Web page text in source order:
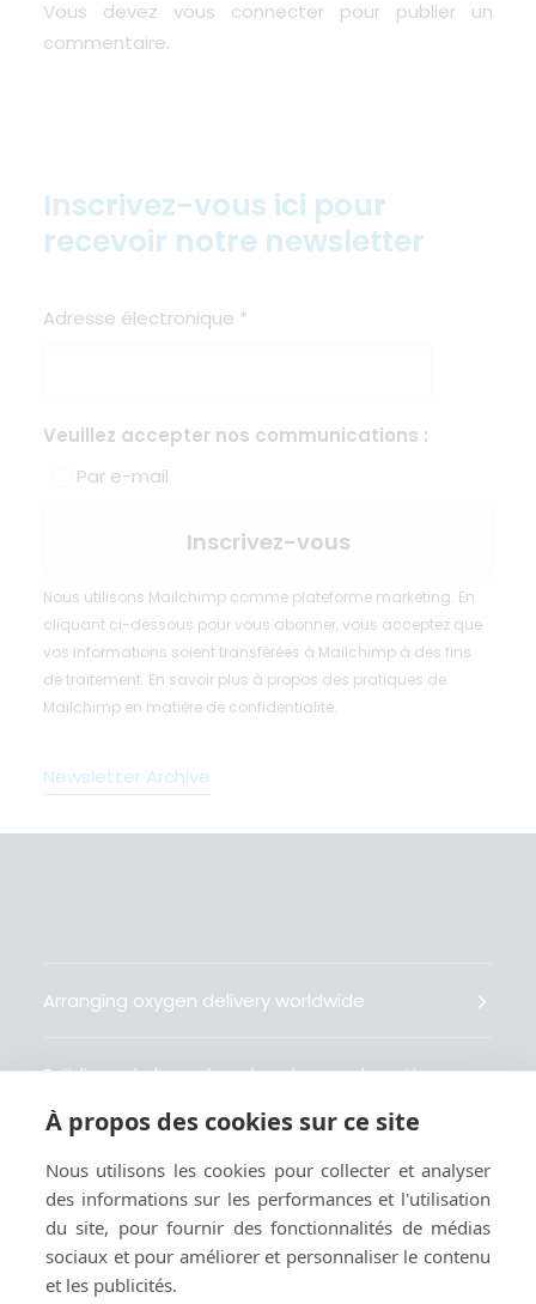
Vous devez vous connecter pour publier un
commentaire.
Inscrivez-vous ici pour
recevoir notre newsletter
Adresse électronique *
Veuillez accepter nos communications :
Par e-mail
Nous utilisons Mailchimp comme plateforme marketing. En
cliquant ci-dessous pour vous abonner, vous acceptez que
vos informations soient transférées à Mailchimp à des fins
de traitement. En savoir plus à propos des pratiques de
Mailchimp en matière de confidentialité.
Newsletter Archive
Arranging oxygen delivery worldwide
Fait livrer de l’oxygène dans le monde entier
Gestiona la entrega de oxígeno medicinal en el
mundo
À propos des cookies sur ce site
Nous utilisons les cookies pour collecter et analyser
des informations sur les performances et l'utilisation
du site, pour fournir des fonctionnalités de médias
sociaux et pour améliorer et personnaliser le contenu
et les publicités.